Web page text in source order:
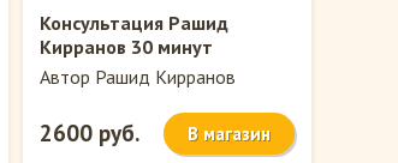
Консультация Рашид
Кирранов 30 минут
Автор Рашид Кирранов
2600 руб. В магазин